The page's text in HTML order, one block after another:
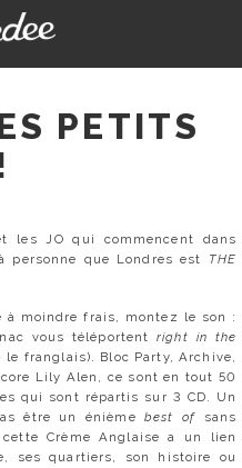
PETITS
les JO qui commencent dans
personne que Londres est THE
à moindre frais, montez le son :
vous téléportent right in the
le franglais). Bloc Party, Archive,
Lily Alen, ce sont en tout 50
qui sont répartis sur 3 CD. Un
être un énièmebest of
sans
Crème Anglaise a un lien
ses quartiers, son histoire ou